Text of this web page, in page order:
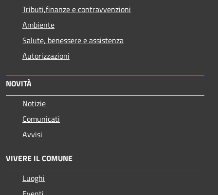
Tributi,finanze e contravvenzioni
Ambiente
Salute, benessere e assistenza
Autorizzazioni
NOVITÀ
Notizie
Comunicati
Avvisi
VIVERE IL COMUNE
Luoghi